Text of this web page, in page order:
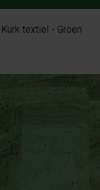
Kurk textiel - Groen